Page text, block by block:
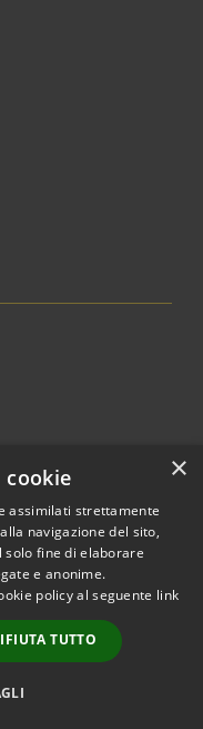
© 2026 • Comune di
Marrubiu • Powered by
•
Accesso
redazione
×
assimilati strettamente
navigazione del sito,
solo fine di elaborare
e anonime.
policy al seguente link
TUTTO